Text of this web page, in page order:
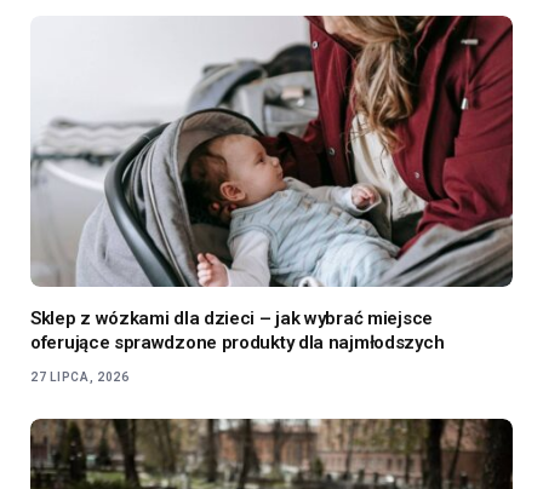
Sklep z wózkami dla dzieci – jak wybrać miejsce
oferujące sprawdzone produkty dla najmłodszych
27 LIPCA, 2026